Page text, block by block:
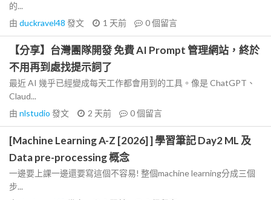
的...
由 duckravel48 發文 1 天前 0個留言
【分享】台灣團隊開發 免費 AI Prompt 管理網站，終於
不用再到處找提示詞了
最近 AI 幾乎已經變成每天工作都會用到的工具。像是 ChatGPT、
Claud...
由 nlstudio 發文 2 天前 0個留言
[Machine Learning A-Z [2026] ] 學習筆記 Day2 ML 及
Data pre-processing 概念
一邊要上課一邊還要寫這個不容易! 整個machine learning分成三個
步...